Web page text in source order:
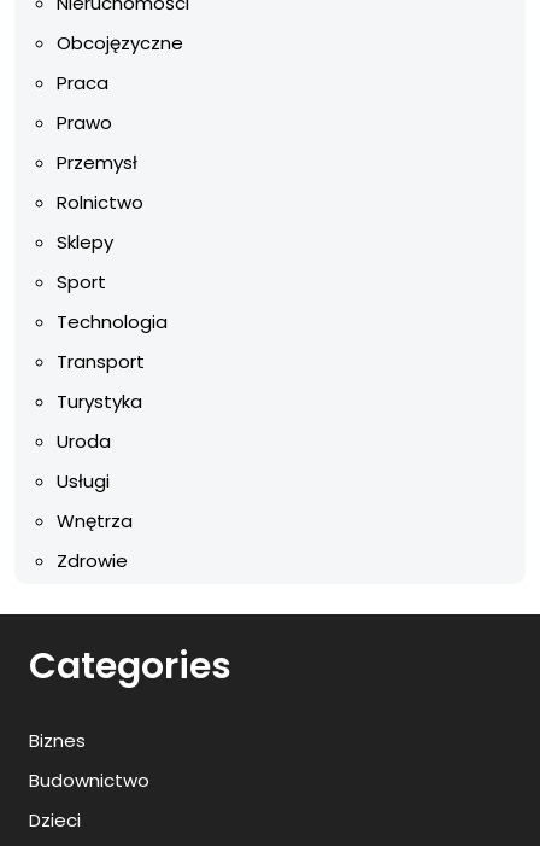
Obcojęzyczne
Praca
Prawo
Przemysł
Rolnictwo
Sklepy
Sport
Technologia
Transport
Turystyka
Uroda
Usługi
Wnętrza
Zdrowie
Categories
Biznes
Budownictwo
Dzieci